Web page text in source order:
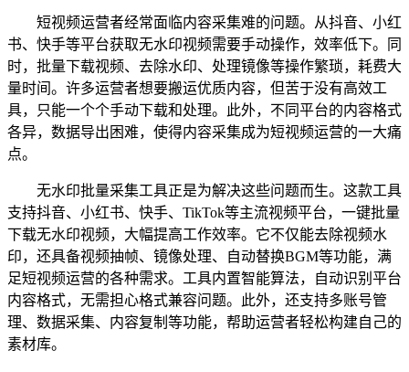
短视频运营者经常面临内容采集难的问题。从抖音、小红
书、快手等平台获取无水印视频需要手动操作，效率低下。同
时，批量下载视频、去除水印、处理镜像等操作繁琐，耗费大
量时间。许多运营者想要搬运优质内容，但苦于没有高效工
具，只能一个个手动下载和处理。此外，不同平台的内容格式
各异，数据导出困难，使得内容采集成为短视频运营的一大痛
点。
无水印批量采集工具正是为解决这些问题而生。这款工具
支持抖音、小红书、快手、TikTok等主流视频平台，一键批量
下载无水印视频，大幅提高工作效率。它不仅能去除视频水
印，还具备视频抽帧、镜像处理、自动替换BGM等功能，满
足短视频运营的各种需求。工具内置智能算法，自动识别平台
内容格式，无需担心格式兼容问题。此外，还支持多账号管
理、数据采集、内容复制等功能，帮助运营者轻松构建自己的
素材库。